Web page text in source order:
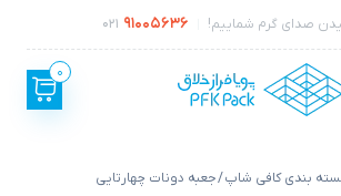
صدای گرم شماییم! 91005636
021
0
بندی کافی شاپ/ جعبه دونات چهارتایی